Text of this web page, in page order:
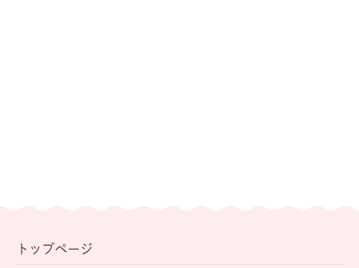
トップページ